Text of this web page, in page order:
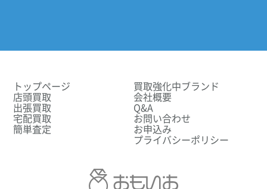
トップページ
店頭買取
出張買取
宅配買取
簡単査定
買取強化中ブランド
会社概要
Q&A
お問い合わせ
お申込み
プライバシーポリシー